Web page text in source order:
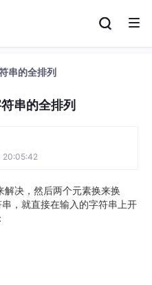
串的全排列
串的全排列
20:05:42
决，然后两个元素换来换
，就直接在输入的字符串上开